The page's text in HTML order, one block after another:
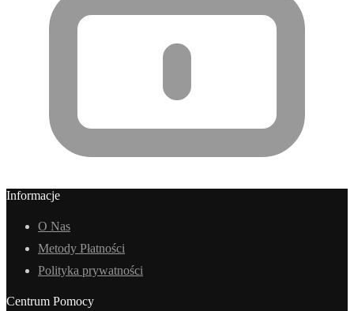
Informacje
O Nas
Metody Płatności
Polityka prywatności
Centrum Pomocy